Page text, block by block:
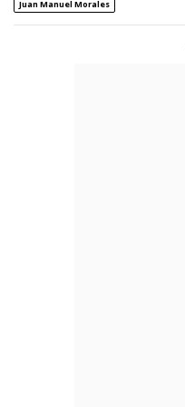
Juan Manuel Morales